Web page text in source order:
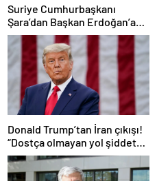
Suriye Cumhurbaşkanı
Şara’dan Başkan Erdoğan’a
teşekkür
Donald Trump’tan İran çıkışı!
“Dostça olmayan yol şiddet
içeriyor ve ben bunu
istemiyorum”